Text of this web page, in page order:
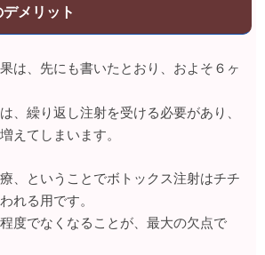
メリット
は、先にも書いたとおり、およそ６ヶ
、繰り返し注射を受ける必要があり、
えてしまいます。
、ということでボトックス注射はチチ
れる用です。
度でなくなることが、最大の欠点で